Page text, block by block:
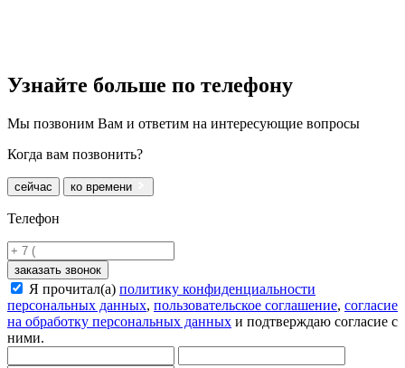
Узнайте больше по телефону
Мы позвоним Вам и ответим на интересующие вопросы
Когда вам позвонить?
сейчас ко времени
Телефон
заказать звонок
Я прочитал(а) политику конфиденциальности
персональных данных, пользовательское соглашение, согласие
на обработку персональных данных и подтверждаю согласие с
ними.